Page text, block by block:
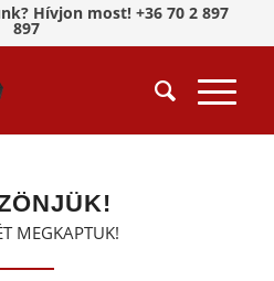
Hívjon most! +36 70 2 897
897
MEGKAPTUK!